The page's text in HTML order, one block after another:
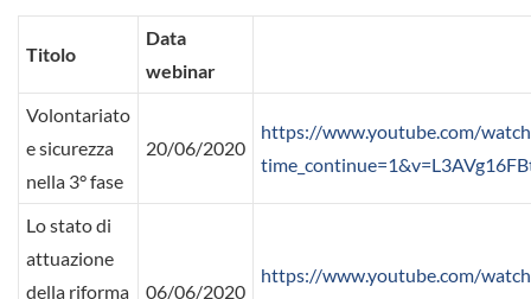
Titolo
Data
webinar
Volontariato
e sicurezza
nella 3° fase
20/06/2020
https://www.youtube.com/
Lo stato di
attuazione
della riforma
06/06/2020
https://www.youtube.com/